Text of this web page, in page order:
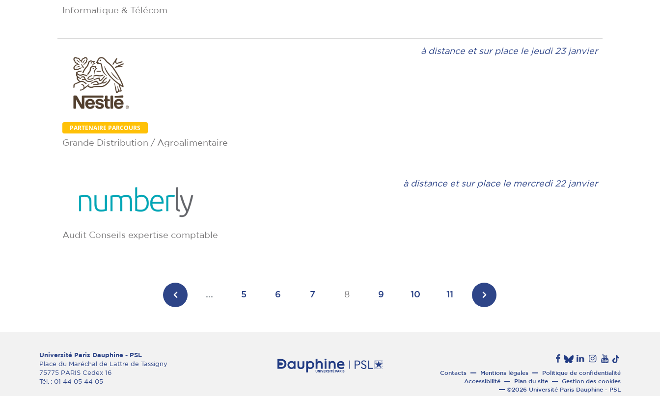
Informatique & Télécom
à distance et sur place le jeudi 23 janvier
PARTENAIRE PARCOURS
Grande Distribution / Agroalimentaire
à distance et sur place le mercredi 22 janvier
Audit Conseils expertise comptable
... 5 6 7 8 9 10 11
Université Paris Dauphine - PSL
Place du Maréchal de Lattre de Tassigny
75775 PARIS Cedex 16
Tél. : 01 44 05 44 05
Contacts Mentions légales
Politique de confidentialité
Accessibilité
Plan du site
Gestion des cookies
©2026 Université Paris Dauphine - PSL